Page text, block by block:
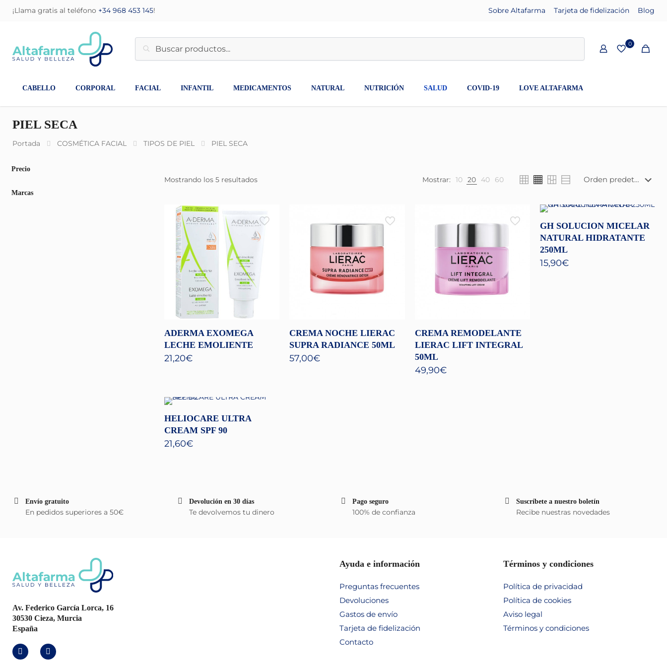
¡Llama gratis al teléfono +34 968 453 145! Sobre Altafarma Tarjeta de fidelización Blog
0
CABELLO CORPORAL FACIAL INFANTIL MEDICAMENTOS NATURAL NUTRICIÓN SALUD COVID-19 LOVE ALTAFARMA
PIEL SECA
Portada COSMÉTICA FACIAL TIPOS DE PIEL PIEL SECA
Mostrando los 5 resultados Mostrar: 10 20 40 60
ADERMA EXOMEGA
LECHE EMOLIENTE
21,20€
CREMA NOCHE LIERAC
SUPRA RADIANCE 50ML
57,00€
CREMA REMODELANTE
LIERAC LIFT INTEGRAL
50ML
49,90€
GH SOLUCION MICELAR
NATURAL HIDRATANTE
250ML
15,90€
HELIOCARE ULTRA
CREAM SPF 90
21,60€
Precio
Marcas
Envío gratuito
En pedidos superiores a 50€
Devolución en 30 días
Te devolvemos tu dinero
Pago seguro
100% de confianza
Suscríbete a nuestro boletín
Recibe nuestras novedades
Av. Federico García Lorca, 16
30530 Cieza, Murcia
España
Ayuda e información
Preguntas frecuentes
Devoluciones
Gastos de envío
Tarjeta de fidelización
Contacto
Términos y condiciones
Política de privacidad
Política de cookies
Aviso legal
Términos y condiciones